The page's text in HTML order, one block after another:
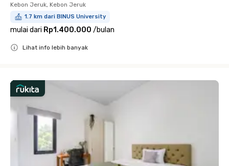
Kebon Jeruk, Kebon Jeruk
1.7 km dari BINUS University
mulai dari Rp1.400.000 /bulan
Lihat info lebih banyak